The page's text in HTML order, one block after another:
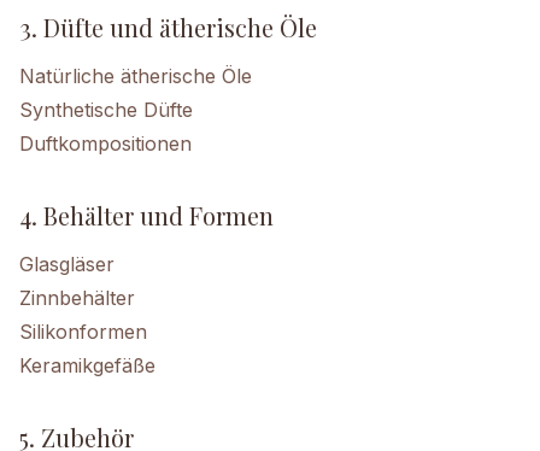
3. Düfte und ätherische Öle
Natürliche ätherische Öle
Synthetische Düfte
Duftkompositionen
4. Behälter und Formen
Glasgläser
Zinnbehälter
Silikonformen
Keramikgefäße
5. Zubehör